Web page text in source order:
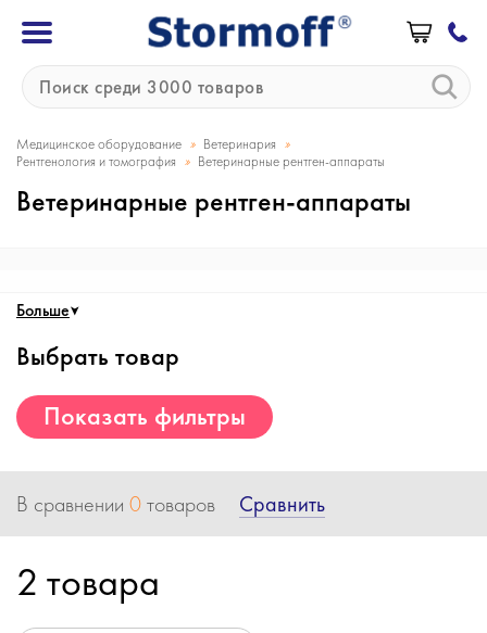
Медицинское оборудование » Ветеринария »
Рентгенология и томография » Ветеринарные рентген-аппараты
Ветеринарные рентген-аппараты
Больше
Выбрать товар
Показать фильтры
В сравнении 0товаров Сравнить
2 товара